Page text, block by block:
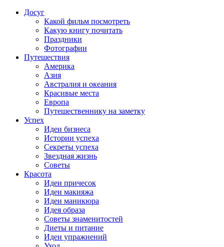
Досуг
Какой фильм посмотреть
Какую книгу почитать
Праздники
Фотографии
Путешествия
Америка
Азия
Австралия и океания
Красивые места
Европа
Путешественнику на заметку
Успех
Идеи бизнеса
Истории успеха
Секреты успеха
Звездная жизнь
Советы
Красота
Идеи причесок
Идеи макияжа
Идеи маникюра
Идея образа
Советы знаменитостей
Диеты и питание
Идеи упражнений